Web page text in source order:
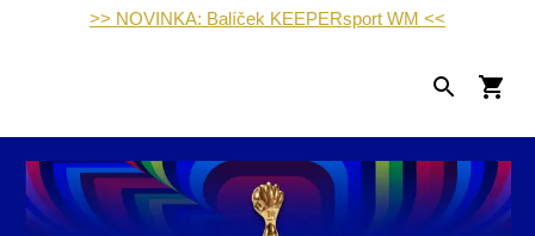
>> NOVINKA: Balíček KEEPERsport WM <<